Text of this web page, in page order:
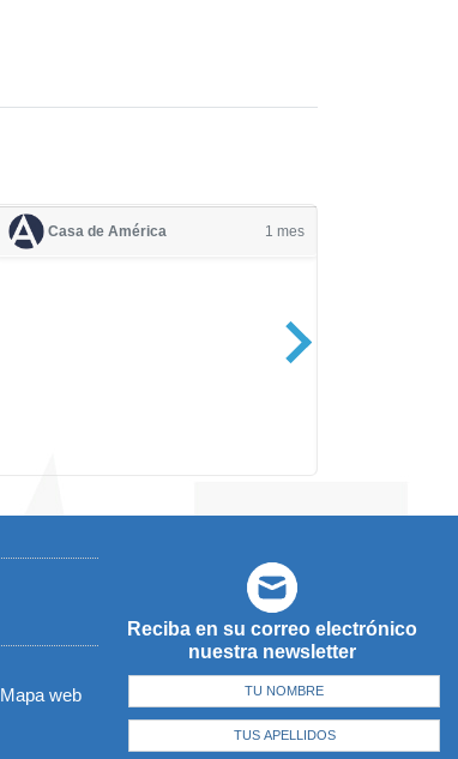
Casa de América 1 mes
Reciba en su correo electrónico
nuestra newsletter
Mapa web